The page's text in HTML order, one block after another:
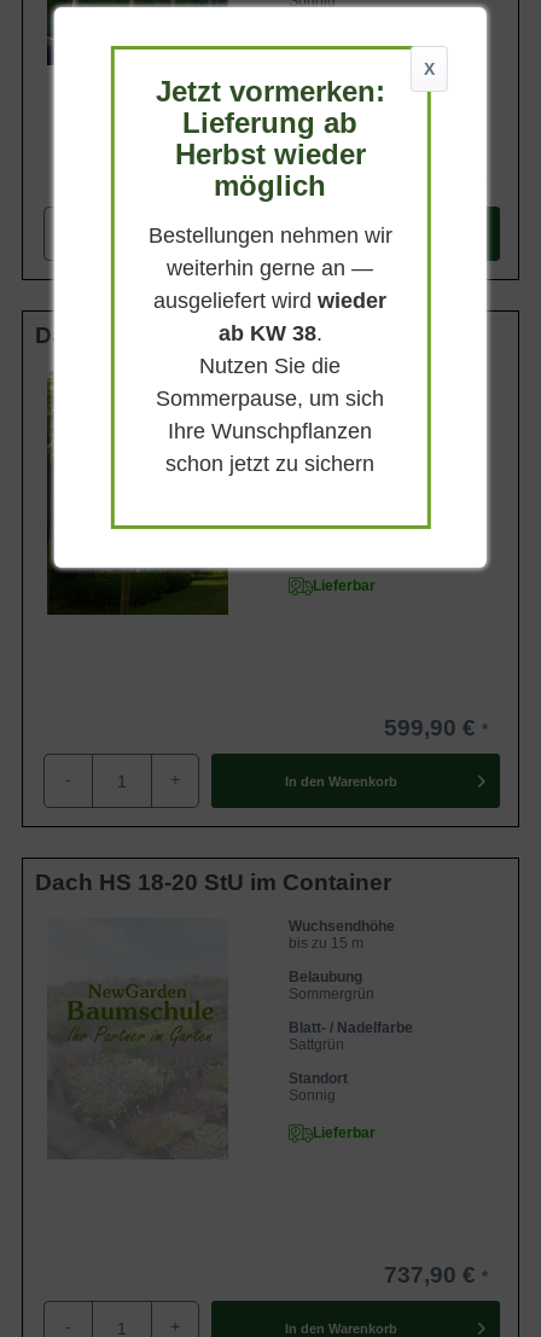
+ In den Warenkorb
Dach HS 16-18 StU im Container
bis zu 15 m
Belaubung
Sommergrün
Standort
Lieferbar
599,90 €
- + In den Warenkorb
Dach HS 18-20 StU im Container
Wuchsendhöhe
bis zu 15 m
Belaubung
Sommergrün
Blatt- / Nadelfarbe
Sattgrün
Standort
Sonnig
Lieferbar
737,90 €
- + In den Warenkorb
X
Jetzt vormerken:
Lieferung ab
Herbst wieder
möglich
Bestellungen nehmen wir
weiterhin gerne an —
ausgeliefert wirdwieder
ab KW 38.
Nutzen Sie die
Sommerpause, um sich
Ihre Wunschpflanzen
schon jetzt zu sichern